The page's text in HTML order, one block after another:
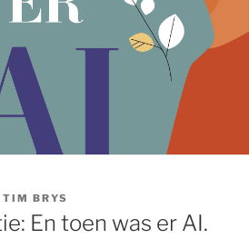
TIM BRYS
En toen was er AI.